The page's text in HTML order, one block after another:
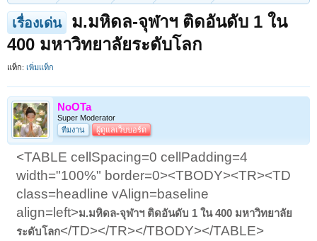
เรื่องเด่น
ม.มหิดล-จุฬาฯ ติดอันดับ 1 ใน
400 มหาวิทยาลัยระดับโลก
แท็ก: เพิ่มแท็ก
NoOTa
Super Moderator
ทีมงาน
ผู้ดูแลเว็บบอร์ด
<TABLE cellSpacing=0 cellPadding=4
width="100%" border=0><TBODY><TR><TD
class=headline vAlign=baseline
align=left>ม.มหิดล-จุฬาฯ ติดอันดับ 1 ใน 400 มหาวิทยาลัย
ระดับโลก</TD></TR></TBODY></TABLE>